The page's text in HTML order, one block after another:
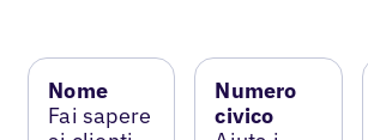
Nome
Fai sapere
Numero
civico